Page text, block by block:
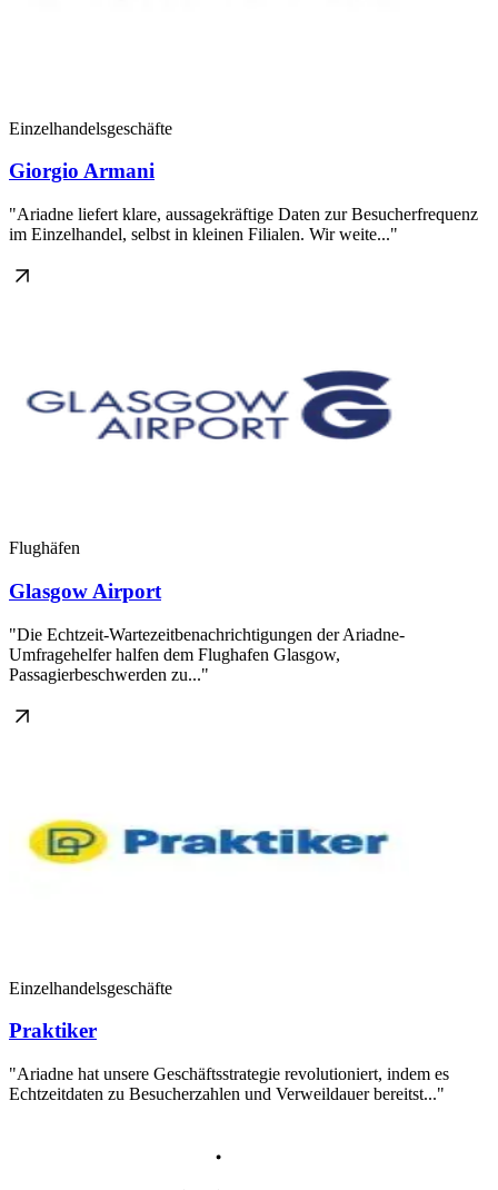
Einzelhandelsgeschäfte
Giorgio Armani
"Ariadne liefert klare, aussagekräftige Daten zur Besucherfrequenz
im Einzelhandel, selbst in kleinen Filialen. Wir weite..."
Flughäfen
Glasgow Airport
"Die Echtzeit-Wartezeitbenachrichtigungen der Ariadne-
Umfragehelfer halfen dem Flughafen Glasgow,
Passagierbeschwerden zu..."
Einzelhandelsgeschäfte
Praktiker
"Ariadne hat unsere Geschäftsstrategie revolutioniert, indem es
Echtzeitdaten zu Besucherzahlen und Verweildauer bereitst..."